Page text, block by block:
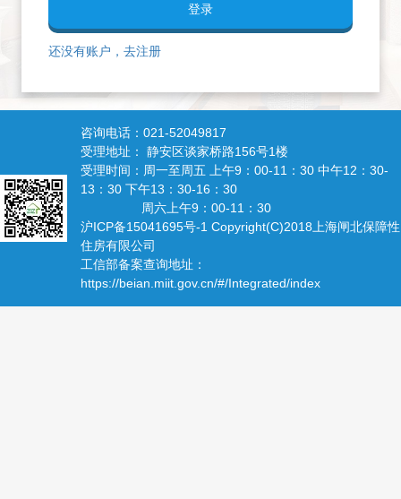
登录
还没有账户，去注册
咨询电话：021-52049817
受理地址： 静安区谈家桥路156号1楼
受理时间：周一至周五 上午9：00-11：30 中午12：30-
13：30 下午13：30-16：30
周六上午9：00-11：30
沪ICP备15041695号-1 Copyright(C)2018 上海闸北保障性
住房有限公司
工信部备案查询地址：
https://beian.miit.gov.cn/#/Integrated/index